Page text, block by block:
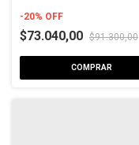
-20% OFF
$73.040,00 $91.300,00
COMPRAR